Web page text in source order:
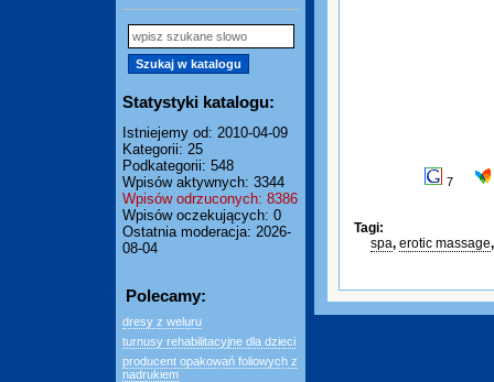
Statystyki katalogu:
Istniejemy od: 2010-04-09
Kategorii: 25
Podkategorii: 548
Wpisów aktywnych: 3344
Wpisów odrzuconych: 8386
Wpisów oczekujących: 0
Ostatnia moderacja: 2026-
08-04
Polecamy:
dresy z weluru
turnusy rehabilitacyjne dla dzieci
producent opakowań foliowych z
nadrukiem
7
Tagi:
spa, erotic massage